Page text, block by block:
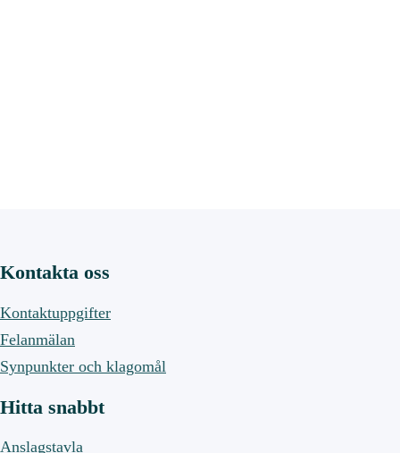
Kontakta oss
Kontaktuppgifter
Felanmälan
Synpunkter och klagomål
Hitta snabbt
Anslagstavla